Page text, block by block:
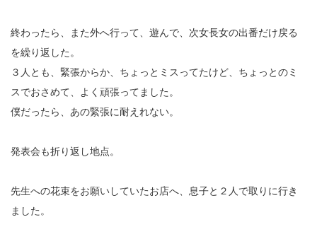
終わったら、また外へ行って、遊んで、次女長女の出番だけ戻る
を繰り返した。
３人とも、緊張からか、ちょっとミスってたけど、ちょっとのミ
スでおさめて、よく頑張ってました。
僕だったら、あの緊張に耐えれない。
発表会も折り返し地点。
先生への花束をお願いしていたお店へ、息子と２人で取りに行き
ました。